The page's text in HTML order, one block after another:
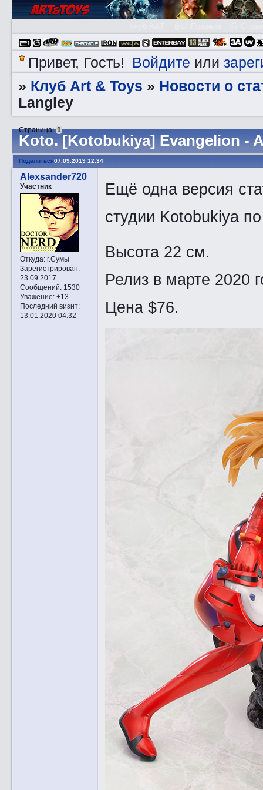
Привет, Гость! Войдите или
» Клуб Art & Toys » Новости о
Langley
Kotо. [Kotobukiya] Evangelion -
Страница:1
Поделиться07.09.2019 12:34
Alexsander720
Участник
Откуда:г.Сумы
Зарегистрирован:
23.09.2017
Сообщений:1530
Уважение: +13
Последний визит:
13.01.2020 04:32
Ещё одна версия
студии Kotobukiya
Высота 22 см.
Релиз в марте 2020
Цена $76.